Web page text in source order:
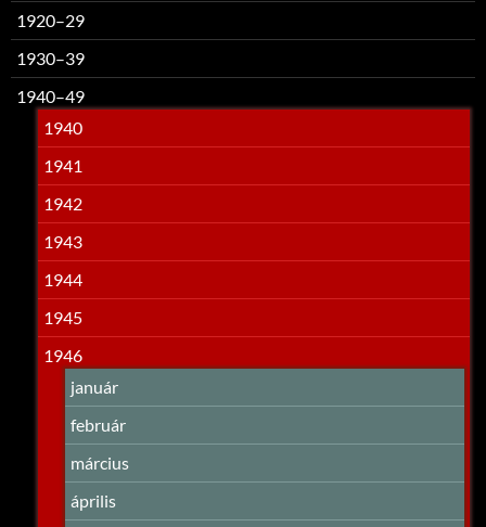
1920–29
1930–39
1940–49
1940
1941
1942
1943
1944
1945
1946
január
február
március
április